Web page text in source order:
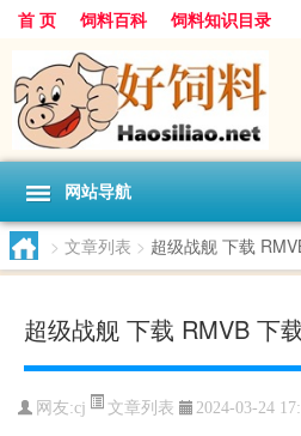
首 页 饲料百科 饲料知识目录
网站导航
> 文章列表 > 超级战舰 下载
超级战舰 下载 RMVB 下
网友:cj 文章列表 2024-03-24